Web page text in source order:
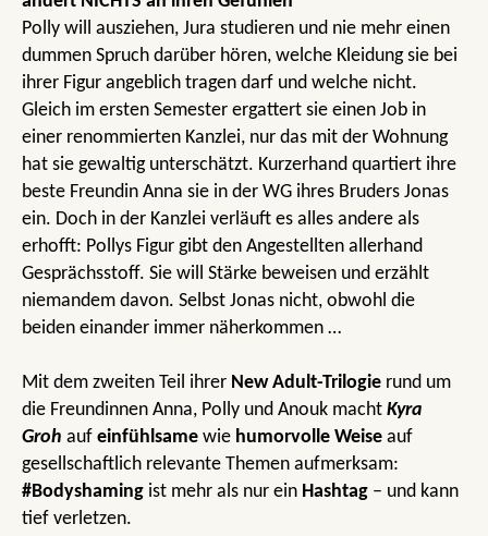
Polly will ausziehen, Jura studieren und nie mehr einen
dummen Spruch darüber hören, welche Kleidung sie bei
ihrer Figur angeblich tragen darf und welche nicht.
Gleich im ersten Semester ergattert sie einen Job in
einer renommierten Kanzlei, nur das mit der Wohnung
hat sie gewaltig unterschätzt. Kurzerhand quartiert ihre
beste Freundin Anna sie in der WG ihres Bruders Jonas
ein. Doch in der Kanzlei verläuft es alles andere als
erhofft: Pollys Figur gibt den Angestellten allerhand
Gesprächsstoff. Sie will Stärke beweisen und erzählt
niemandem davon. Selbst Jonas nicht, obwohl die
beiden einander immer näherkommen …
Mit dem zweiten Teil ihrer New Adult-Trilogie rund um
die Freundinnen Anna, Polly und Anouk macht Kyra
Groh auf einfühlsame wie humorvolle Weise auf
gesellschaftlich relevante Themen aufmerksam:
#Bodyshaming ist mehr als nur ein Hashtag – und kann
tief verletzen.